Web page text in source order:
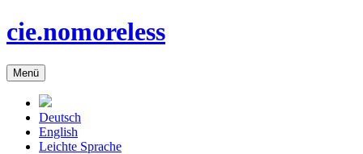
cie.nomoreless
Menü
Deutsch
English
Leichte Sprache